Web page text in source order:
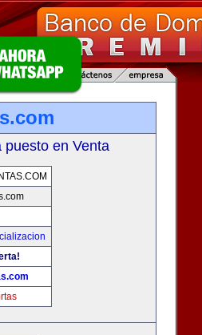
puesto en Venta